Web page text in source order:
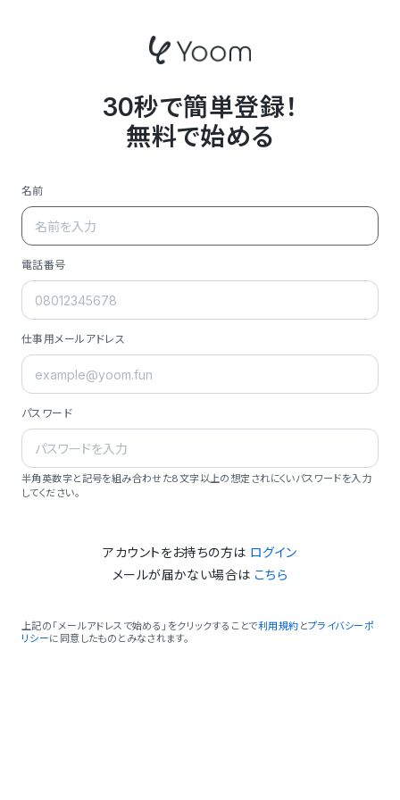
30秒で簡単登録！
無料で始める
名前
電話番号
仕事用メールアドレス
パスワード
半角英数字と記号を組み合わせた8文字以上の想定されにくいパスワードを入力
してください。
アカウントをお持ちの方は ログイン
メールが届かない場合は こちら
上記の「メールアドレスで始める」をクリックすることで利用規約 とプライバシーポ
リシーに同意したものとみなされます。